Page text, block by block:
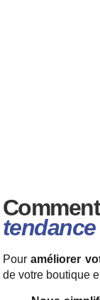
Pouraméliorer
de votre boutique